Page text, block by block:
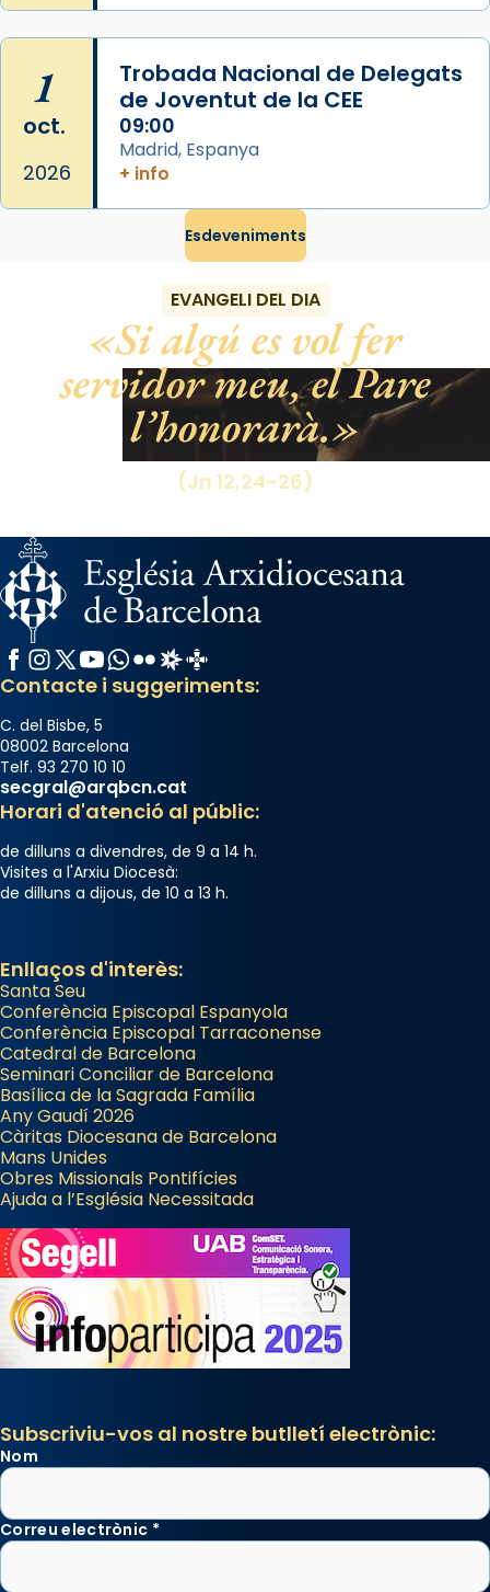
1
oct.
2026
Trobada Nacional de Delegats
de Joventut de la CEE
09:00
Madrid, Espanya
+ info
Esdeveniments
EVANGELI DEL DIA
Si algú es vol fer
servidor meu, el Pare
l’honorarà.
(Jn 12,24-26)
Facebook
Instagram
X / Twitter
YouTube
WhatsApp
FlickrRadio Estel
Catalunya Cristiana
Contacte i suggeriments:
C. del Bisbe, 5
08002 Barcelona
Telf. 93 270 10 10
secgral@arqbcn.cat
Horari d'atenció al públic:
de dilluns a divendres, de 9 a 14 h.
Visites a l'Arxiu Diocesà:
de dilluns a dijous, de 10 a 13 h.
Enllaços d'interès:
Santa Seu
Conferència Episcopal Espanyola
Conferència Episcopal Tarraconense
Catedral de Barcelona
Seminari Conciliar de Barcelona
Basílica de la Sagrada Família
Any Gaudí 2026
Càritas Diocesana de Barcelona
Mans Unides
Obres Missionals Pontifícies
Ajuda a l’Església Necessitada
Subscriviu-vos al nostre butlletí electrònic:
Nom
Correu electrònic *